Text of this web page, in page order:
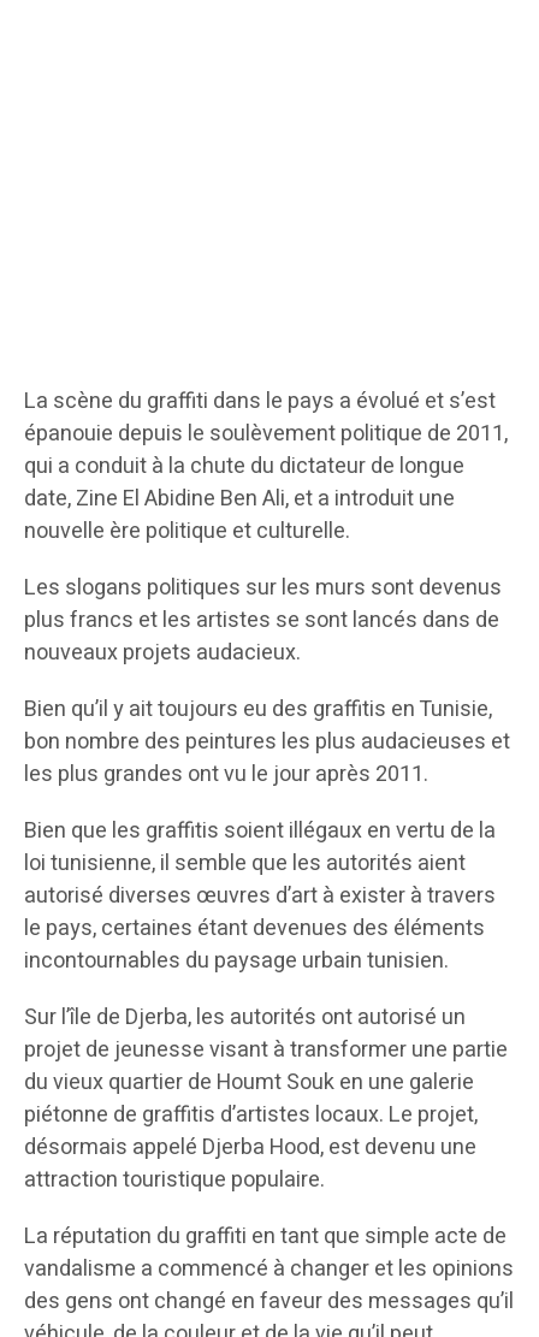
La scène du graffiti dans le pays a évolué et s’est
épanouie depuis le soulèvement politique de 2011,
qui a conduit à la chute du dictateur de longue
date, Zine El Abidine Ben Ali, et a introduit une
nouvelle ère politique et culturelle.
Les slogans politiques sur les murs sont devenus
plus francs et les artistes se sont lancés dans de
nouveaux projets audacieux.
Bien qu’il y ait toujours eu des graffitis en Tunisie,
bon nombre des peintures les plus audacieuses et
les plus grandes ont vu le jour après 2011.
Bien que les graffitis soient illégaux en vertu de la
loi tunisienne, il semble que les autorités aient
autorisé diverses œuvres d’art à exister à travers
le pays, certaines étant devenues des éléments
incontournables du paysage urbain tunisien.
Sur l’île de Djerba, les autorités ont autorisé un
projet de jeunesse visant à transformer une partie
du vieux quartier de Houmt Souk en une galerie
piétonne de graffitis d’artistes locaux. Le projet,
désormais appelé Djerba Hood, est devenu une
attraction touristique populaire.
La réputation du graffiti en tant que simple acte de
vandalisme a commencé à changer et les opinions
des gens ont changé en faveur des messages qu’il